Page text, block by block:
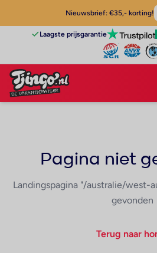
Nieuwsbrief: €35,- korting!
Laagste prijsgarantie
Pagina niet
Landingspagina "/australie/west-
gevonden
Terug naar